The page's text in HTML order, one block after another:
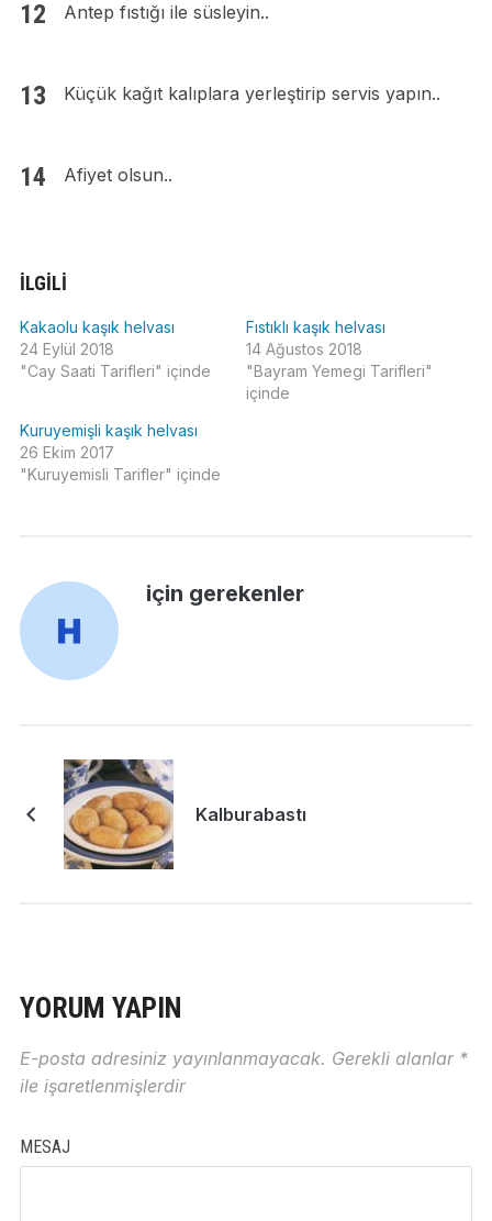
Antep fıstığı ile süsleyin..
Küçük kağıt kalıplara yerleştirip servis yapın..
Afiyet olsun..
İLGILI
Kakaolu kaşık helvası
24 Eylül 2018
"Cay Saati Tarifleri" içinde
Fıstıklı kaşık helvası
14 Ağustos 2018
"Bayram Yemegi Tarifleri"
içinde
Kuruyemişli kaşık helvası
26 Ekim 2017
"Kuruyemisli Tarifler" içinde
için gerekenler
Kalburabastı
YORUM YAPIN
E-posta adresiniz yayınlanmayacak. Gerekli alanlar *
ile işaretlenmişlerdir
MESAJ